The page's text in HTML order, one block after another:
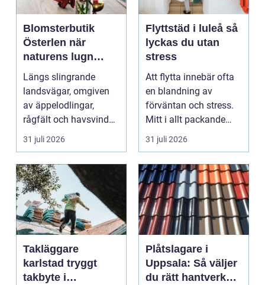
Blomsterbutik
Österlen när
naturens lugn
möter kreativt
hantverk
Längs slingrande
landsvägar, omgiven
av äppelodlingar,
rågfält och havsvindar,
har
blomsterhantverke...
31 juli 2026
Flyttstäd i luleå så
lyckas du utan
stress
Att flytta innebär ofta
en blandning av
förväntan och stress.
Mitt i allt packande
och planerande dy...
31 juli 2026
Takläggare
karlstad tryggt
takbyte i
Plåtslagare i
Uppsala: Så väljer
du rätt hantverkare